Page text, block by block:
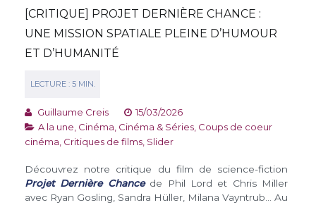
[CRITIQUE] PROJET DERNIÈRE CHANCE :
UNE MISSION SPATIALE PLEINE D’HUMOUR
ET D’HUMANITÉ
Guillaume Creis
15/03/2026
A la une Cinéma Cinéma & Séries Coups de coeur
cinéma Critiques de films Slider
Découvrez notre critique du film de science-fiction
Projet Dernière Chancede Phil Lord et Chris Miller
avec Ryan Gosling, Sandra Hüller, Milana Vayntrub… Au